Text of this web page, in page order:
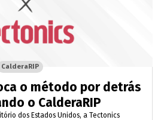
o método por detrás
o CalderaRIP
dos Estados Unidos, a Tectonics
CalderaRIP